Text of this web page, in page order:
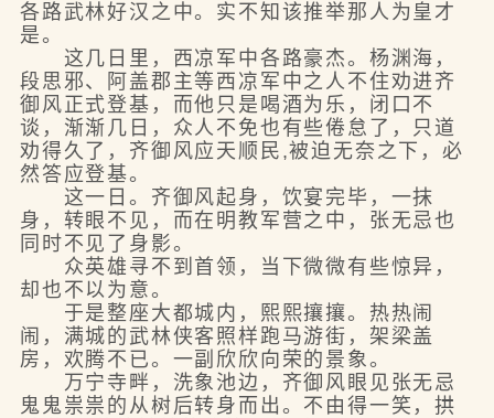
各路武林好汉之中。实不知该推举那人为皇才
是。
这几日里，西凉军中各路豪杰。杨渊海，
段思邪、阿盖郡主等西凉军中之人不住劝进齐
御风正式登基，而他只是喝酒为乐，闭口不
谈，渐渐几日，众人不免也有些倦怠了，只道
劝得久了，齐御风应天顺民,被迫无奈之下，必
然答应登基。
这一日。齐御风起身，饮宴完毕，一抹
身，转眼不见，而在明教军营之中，张无忌也
同时不见了身影。
众英雄寻不到首领，当下微微有些惊异，
却也不以为意。
于是整座大都城内，熙熙攘攘。热热闹
闹，满城的武林侠客照样跑马游街，架梁盖
房，欢腾不已。一副欣欣向荣的景象。
万宁寺畔，洗象池边，齐御风眼见张无忌
鬼鬼祟祟的从树后转身而出。不由得一笑，拱